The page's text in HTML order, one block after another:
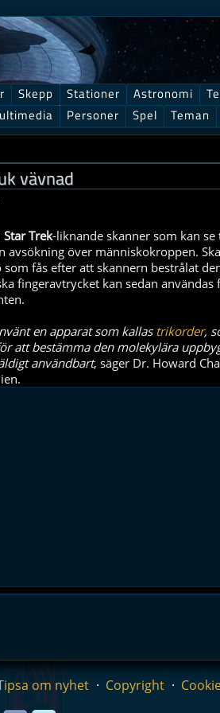
vävnad
Star Trek-liknande skanner som kan se
avsökning över människokroppen.
fås efter att skannern bestrålat
fingeravtrycket kan sedan användas
en apparat som kallastrikorder,
att bestämma den molekylära
användbart, säger Dr. Howard
Skepp Stationer Astronomi
Personer Spel Teman
om nyhet Copyright